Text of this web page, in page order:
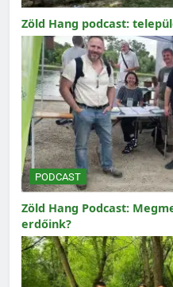
Zöld Hang podcast:
PODCAST
Zöld Hang Podcast:
erdőink?